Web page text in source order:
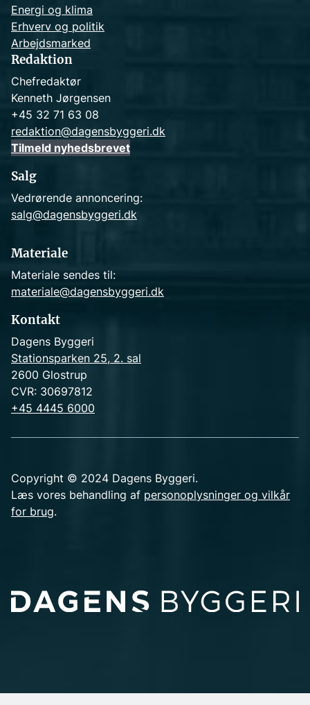
Energi og klima
Erhverv og politik
Arbejdsmarked
Redaktion
Chefredaktør
Kenneth Jørgensen
+45 32 71 63 08
redaktion@dagensbyggeri.dk
Tilmeld nyhedsbrevet
Salg
Vedrørende annoncering:
salg@dagensbyggeri.dk
Materiale
Materiale sendes til:
materiale@dagensbyggeri.dk
Kontakt
Dagens Byggeri
Stationsparken 25, 2. sal
2600 Glostrup
CVR: 30697812
+45 4445 6000
Copyright © 2024 Dagens Byggeri.
Læs vores behandling af personoplysninger og vilkår
for brug.